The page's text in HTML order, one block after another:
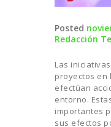
Posted
Redacción
Las
proyectos en
efectúan
entorno.
importantes
sus efectos